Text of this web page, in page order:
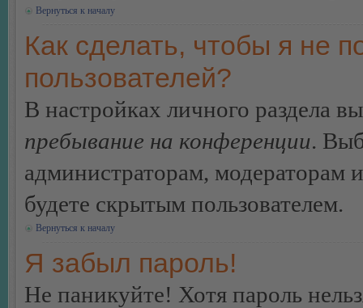
Вернуться к началу
Как сделать, чтобы я не
пользователей?
В настройках личного раздела
пребывание на конференции.
администраторам, модераторам
будете скрытым пользователем.
Вернуться к началу
Я забыл пароль!
Не паникуйте! Хотя пароль